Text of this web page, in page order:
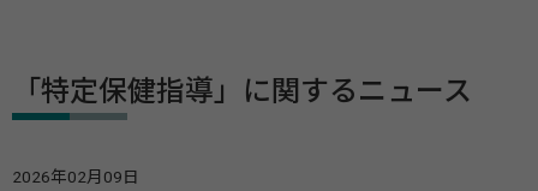
「特定保健指導」に関するニュース
2026年02月09日